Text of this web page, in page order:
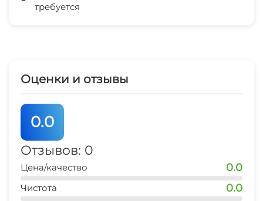
остановка транспорта
30 мин
30 мин
СВЧ
требуется
Оценки и отзывы
0.0
Отзывов: 0
Цена/качество 0.0
Чистота 0.0